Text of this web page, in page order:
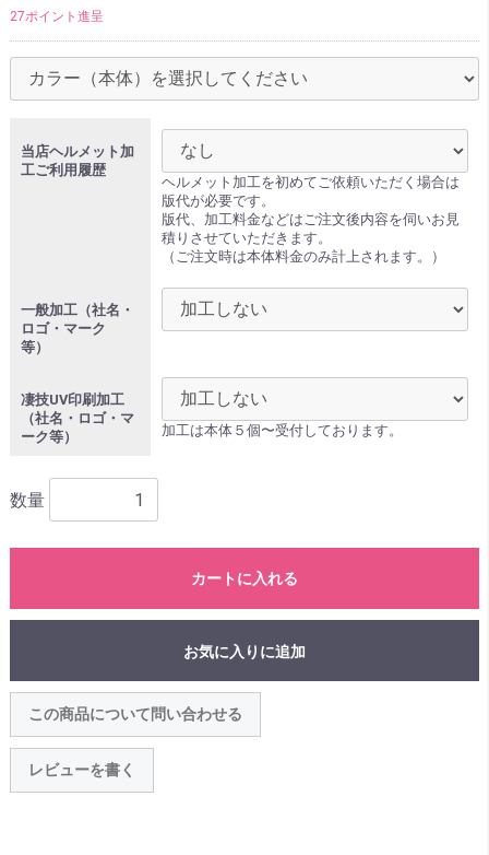
27ポイント進呈
当店ヘルメット加
工ご利用履歴
ヘルメット加工を初めてご依頼いただく場合は
版代が必要です。
版代、加工料金などはご注文後内容を伺いお見
積りさせていただきます。
（ご注文時は本体料金のみ計上されます。）
一般加工（社名・
ロゴ・マーク
等）
凄技UV印刷加工
（社名・ロゴ・マ
ーク等）
加工は本体５個〜受付しております。
数量
カートに入れる
お気に入りに追加
この商品について問い合わせる
レビューを書く